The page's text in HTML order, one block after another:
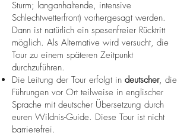
Sturm; langanhaltende, intensive
Schlechtwetterfront) vorhergesagt werden.
Dann ist natürlich ein spesenfreier Rücktritt
möglich. Als Alternative wird versucht, die
Tour zu einem späteren Zeitpunkt
durchzuführen.
Die Leitung der Tour erfolgt in deutscher, die
Führungen vor Ort teilweise in englischer
Sprache mit deutscher Übersetzung durch
euren Wildnis-Guide. Diese Tour ist nicht
barrierefrei.